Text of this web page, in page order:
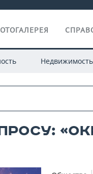
Недвижимость